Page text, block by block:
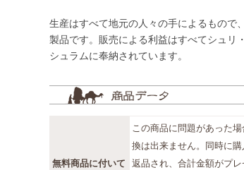
生産はすべて地元の人々の手によるもので
製品です。販売による利益はすべてシュリ
シュラムに奉納されています。
無料商品に付いて
この商品に問題があった
換は出来ません。同時に
返品され、合計金額がプ